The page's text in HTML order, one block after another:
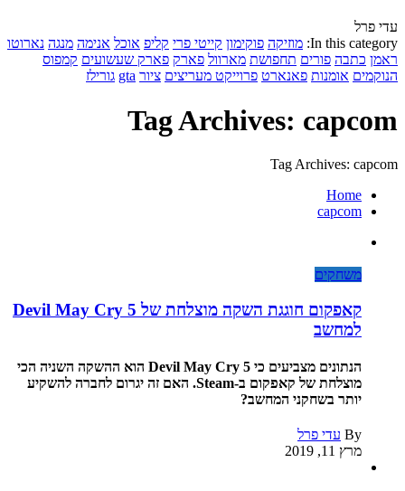
עדי פרל
In this category: מוזיקה פוקימון קייטי פרי קליפ אוכל אנימה מנגה נארוטו
ראמן כתבה פורים תחפושת מארוול פארק פארק שעשועים קמפוס
הנוקמים אומנות פאנארט פרוייקט מעריצים ציור gta גורילז
Tag Archives: capcom
Tag Archives: capcom
Home
capcom
משחקים
קאפקום חוגגת השקה מוצלחת של Devil May Cry 5
למחשב
הנתונים מצביעים כי Devil May Cry 5 הוא ההשקה השניה הכי
מוצלחת של קאפקום ב-Steam. האם זה יגרום לחברה להשקיע
יותר בשחקני המחשב?
By עדי פרל
מרץ 11, 2019